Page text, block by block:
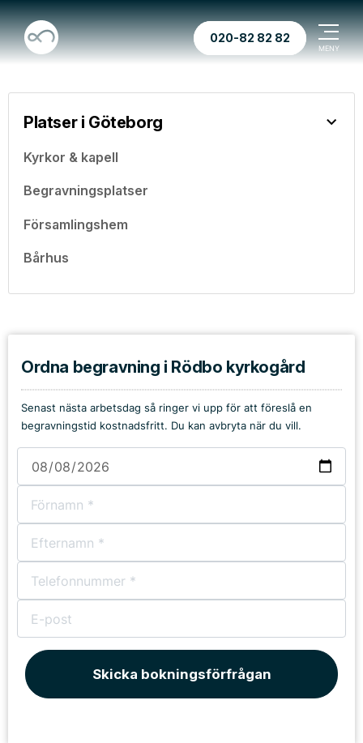
020-82 82 82
Platser i Göteborg
Kyrkor & kapell
Begravningsplatser
Församlingshem
Bårhus
Ordna begravning i Rödbo kyrkogård
Senast nästa arbetsdag så ringer vi upp för att föreslå en
begravningstid kostnadsfritt. Du kan avbryta när du vill.
Skicka bokningsförfrågan